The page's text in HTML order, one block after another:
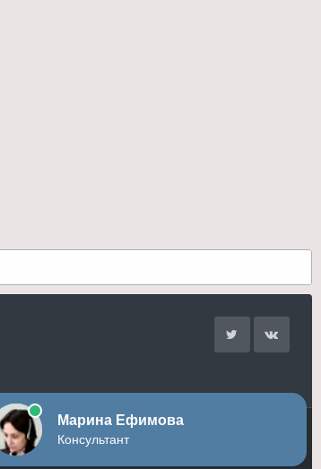
Обратная связь Условия и правила